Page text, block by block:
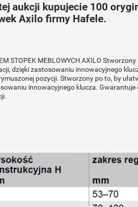
aukcji kupujecie 100
Axilo firmy Hafele.
STOPEK MEBLOWYCH AXILO
dzięki zastosowaniu innowacyjnego
pozycji. Stworzony po to, by
innowacyjnego klucza.